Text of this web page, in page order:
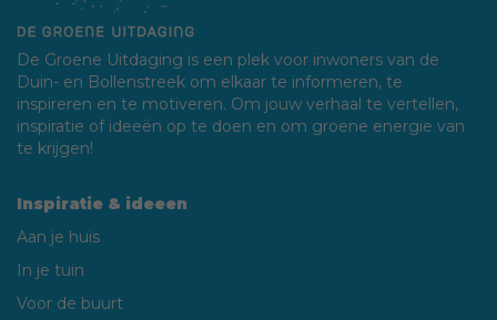
De Groene Uitdaging is een plek voor inwoners van de
Duin- en Bollenstreek om elkaar te informeren, te
inspireren en te motiveren. Om jouw verhaal te vertellen,
inspiratie of ideeën op te doen en om groene energie van
te krijgen!
Inspiratie & ideeen
Aan je huis
In je tuin
Voor de buurt